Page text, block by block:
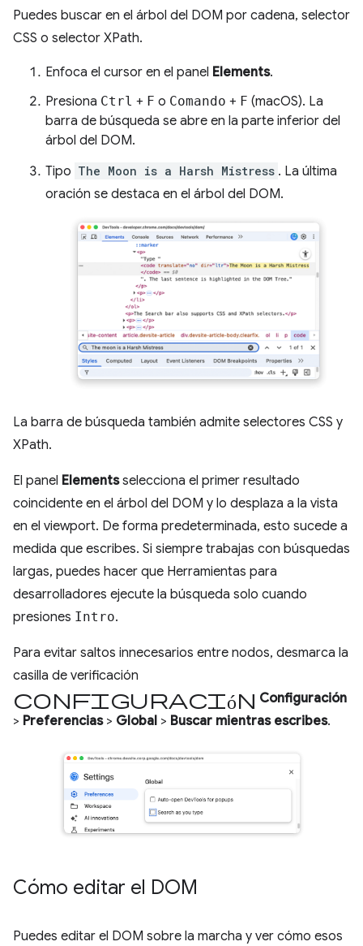
Puedes buscar en el árbol del DOM por cadena, selector
CSS o selector XPath.
Enfoca el cursor en el panel Elements.
Presiona Ctrl + F o Comando + F (macOS). La
barra de búsqueda se abre en la parte inferior del
árbol del DOM.
Tipo The Moon is a Harsh Mistress . La última
oración se destaca en el árbol del DOM.
La barra de búsqueda también admite selectores CSS y
XPath.
El panel Elementsselecciona el primer resultado
coincidente en el árbol del DOM y lo desplaza a la vista
en el viewport. De forma predeterminada, esto sucede a
medida que escribes. Si siempre trabajas con búsquedas
largas, puedes hacer que Herramientas para
desarrolladores ejecute la búsqueda solo cuando
presiones Intro.
Para evitar saltos innecesarios entre nodos, desmarca la
casilla de verificación
configuración Configuración
> Preferencias> Global > Buscar mientras escribes.
Cómo editar el DOM
Puedes editar el DOM sobre la marcha y ver cómo esos